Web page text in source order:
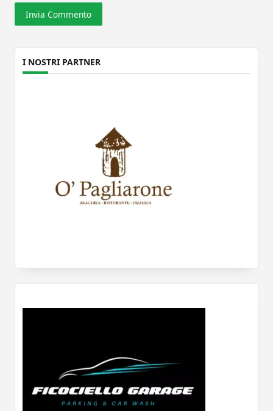
I NOSTRI PARTNER